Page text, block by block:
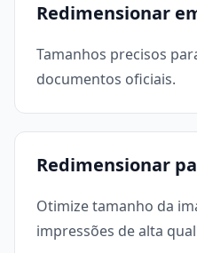
Redimensionar
Tamanhos precisos
documentos oficiais.
Redimensionar
Otimize tamanho da
impressões de alta